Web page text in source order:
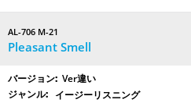
AL-706 M-21
Pleasant Smell
Ver違い
イージーリスニング